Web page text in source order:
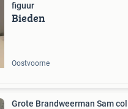
figuur
Bieden
Oostvoorne
Grote Brandweerman Sam